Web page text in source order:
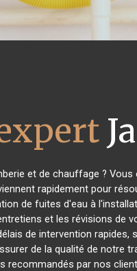
et de chauffage ?
rapidement pour
de fuites d'eau à
et les révisions de
de intervention rapides,
de la qualité de notre
par nos